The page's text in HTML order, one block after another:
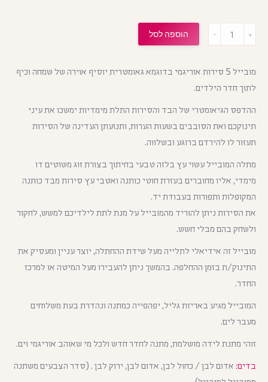
מובייל 5 סירות אוריגמי בדוגמא גאומטרית יוסיף אוירה של שמחה וכיף
לתוך חדר הילדים.
ההדפס הגיאומטרי של הבד והסירות התלת מימדיות ימשכו את עיני
תינוקכם ואת הסובבים בשעות הערות, ותנועתן העדינה של הסירות
תעזור לו להירדם ברוגע ובשלווה.
מתלה המובייל עשוי עץ בלזה טבעי בחיתוך בצורת זוג משוטים דו
מימדי, אליו מחוברים בעזרת חוטי כותנה ואטבי עץ סירות מבד כותנה
המקופלות ותפורות בעבודת יד.
את הסירות ניתן להוריד מהמובייל על מנת לתת לילדיכם למשש, לחקור
ולשחק בהם מבלי חשש.
מובייל זה אידיאלי לתלייה מעל שידת ההחתלה, יוצר עניין ומעסיק את
התינוק/ת בזמן ההחלפה. בהמשך ניתן להעבירו מעל המיטה או למרכז
החדר.
המובייל מגיע באריזת גליל, יפהפייה כמתנה ונהדרת בעת משלוחים
מעבר לים.
זוהי מתנת לידה מושלמת, מתנה לחדר חדש ולכל מי שאוהב אוריגמי וים.
בדים: אדום לבן / כחול לבן, אדום לבן, ירוק לבן . (סדר הצבעים משתנה
הוספה לסל